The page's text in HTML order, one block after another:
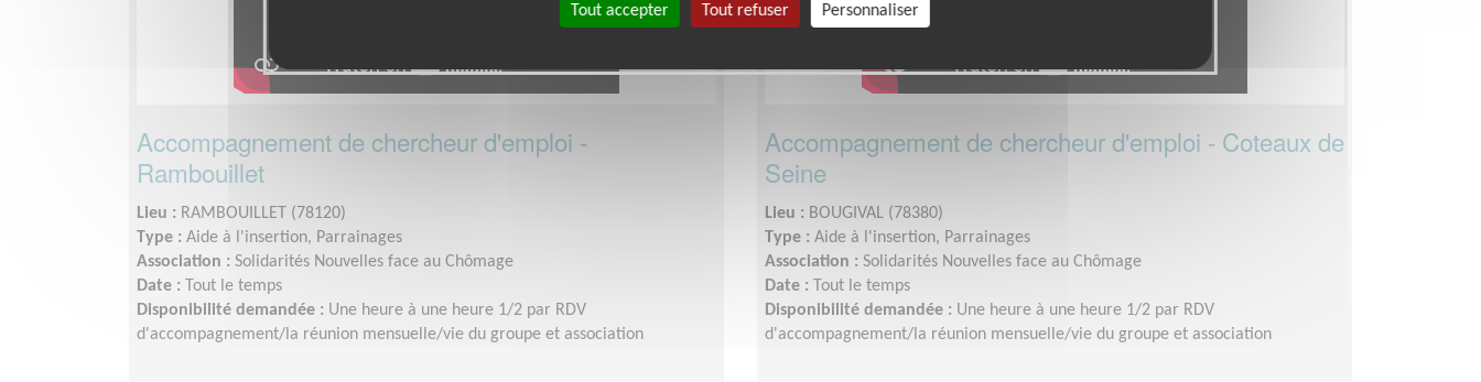
Accompagnement de chercheur d'emploi -
Rambouillet
Lieu : RAMBOUILLET (78120)
Type : Aide à l'insertion, Parrainages
Association : Solidarités Nouvelles face au Chômage
Date :
Tout le temps
Disponibilité demandée : Une heure à une heure 1/2 par RDV
d'accompagnement/la réunion mensuelle/vie du groupe et association
Accompagnement de chercheur d'emploi - Coteaux de
Seine
Lieu : BOUGIVAL (78380)
Type : Aide à l'insertion, Parrainages
Association : Solidarités Nouvelles face au Chômage
Date :
Tout le temps
Disponibilité demandée : Une heure à une heure 1/2 par RDV
d'accompagnement/la réunion mensuelle/vie du groupe et association
Tout accepter Tout refuser Personnaliser